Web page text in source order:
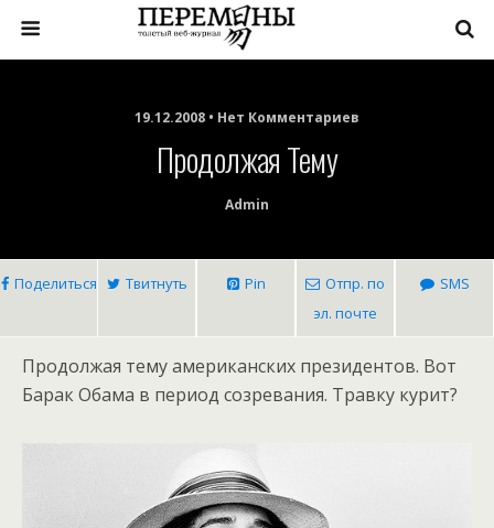
19.12.2008 • Нет Комментариев
Продолжая Тему
Admin
Поделиться Твитнуть Pin
Отпр. по
эл. почте
SMS
Продолжая тему американских президентов. Вот
Барак Обама в период созревания. Травку курит?